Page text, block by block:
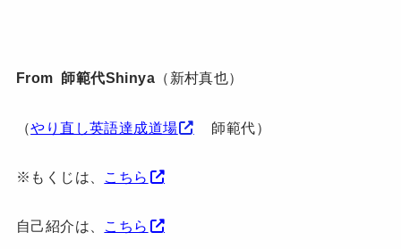
From 師範代Shinya （新村真也）
（やり直し英語達成道場 師範代）
※もくじは、 こちら
自己紹介は、 こちら